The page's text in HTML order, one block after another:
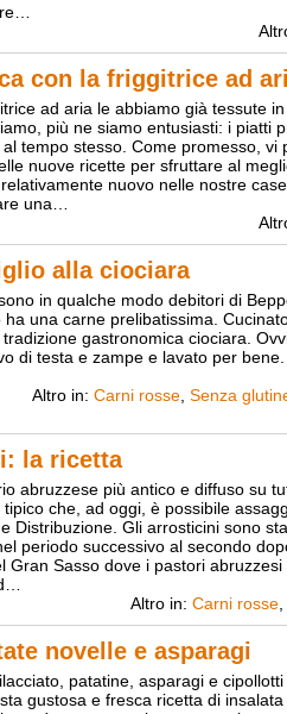
con la friggitrice ad
ad aria le abbiamo già tessute
più ne siamo entusiasti: i piatti
tempo stesso. Come promesso, vi
nuove ricette per sfruttare al
nuovo nelle nostre
una…
alla ciociara
in qualche modo debitori di
una carne prelibatissima.
gastronomica ciociara.
di testa e zampe e lavato per bene.
Altro in: Carni rosse Senza
la ricetta
abruzzese più antico e diffuso su
che, ad oggi, è possibile
Distribuzione. Gli arrosticini sono
periodo successivo al secondo
Gran Sasso dove i pastori
Altro in: Carni rosse
novelle e asparagi
patatine, asparagi e
gustosa e fresca ricetta di